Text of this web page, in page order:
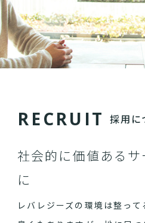
RECRU IT 採用に
社会的に価値ある
に
レバレジーズの環境は整っ